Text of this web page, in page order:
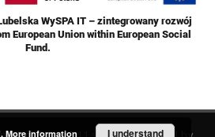
WySPA IT – zintegrowany rozwój
European Union within European Social
Fund.
More information I understand